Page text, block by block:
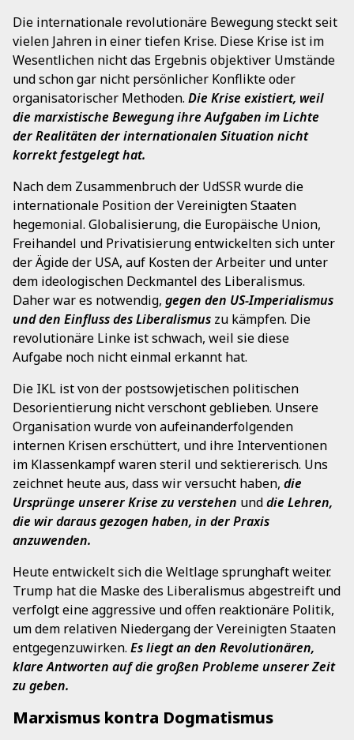
Die internationale revolutionäre Bewegung steckt seit
vielen Jahren in einer tiefen Krise. Diese Krise ist im
Wesentlichen nicht das Ergebnis objektiver Umstände
und schon gar nicht persönlicher Konflikte oder
organisatorischer Methoden. Die Krise existiert, weil
die marxistische Bewegung ihre Aufgaben im Lichte
der Realitäten der internationalen Situation nicht
korrekt festgelegt hat.
Nach dem Zusammenbruch der UdSSR wurde die
internationale Position der Vereinigten Staaten
hegemonial. Globalisierung, die Europäische Union,
Freihandel und Privatisierung entwickelten sich unter
der Ägide der USA, auf Kosten der Arbeiter und unter
dem ideologischen Deckmantel des Liberalismus.
Daher war es notwendig, gegen den US-Imperialismus
und den Einfluss des Liberalismus zu kämpfen. Die
revolutionäre Linke ist schwach, weil sie diese
Aufgabe noch nicht einmal erkannt hat.
Die IKL ist von der postsowjetischen politischen
Desorientierung nicht verschont geblieben. Unsere
Organisation wurde von aufeinanderfolgenden
internen Krisen erschüttert, und ihre Interventionen
im Klassenkampf waren steril und sektiererisch. Uns
zeichnet heute aus, dass wir versucht haben, die
Ursprünge unserer Krise zu verstehen unddie Lehren,
die wir daraus gezogen haben, in der Praxis
anzuwenden.
Heute entwickelt sich die Weltlage sprunghaft weiter.
Trump hat die Maske des Liberalismus abgestreift und
verfolgt eine aggressive und offen reaktionäre Politik,
um dem relativen Niedergang der Vereinigten Staaten
entgegenzuwirken. Es liegt an den Revolutionären,
klare Antworten auf die großen Probleme unserer Zeit
zu geben.
Marxismus kontra Dogmatismus